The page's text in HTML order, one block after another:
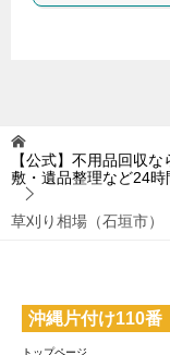
【公式】不用品回収
敷・遺品整理など24時
草刈り相場（石垣市）
沖縄片付け110番
トップページ